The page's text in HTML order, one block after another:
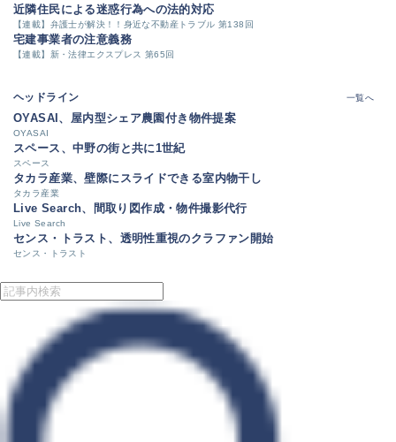
近隣住民による迷惑行為への法的対応
【連載】弁護士が解決！！身近な不動産トラブル 第138回
宅建事業者の注意義務
【連載】新・法律エクスプレス 第65回
ヘッドライン 一覧へ
OYASAI、屋内型シェア農園付き物件提案
OYASAI
スペース、中野の街と共に1世紀
スペース
タカラ産業、壁際にスライドできる室内物干し
タカラ産業
Live Search、間取り図作成・物件撮影代行
Live Search
センス・トラスト、透明性重視のクラファン開始
センス・トラスト